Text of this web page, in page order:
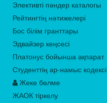
Элективті пәндер каталогы
Рейтингтің нәтижелері
Бос білім гранттары
Эдвайзер кеңсесі
Платонус бойынша ақпарат
Студенттің ар-намыс кодексі
Жеке бөлме
ЖАОК тіркелу